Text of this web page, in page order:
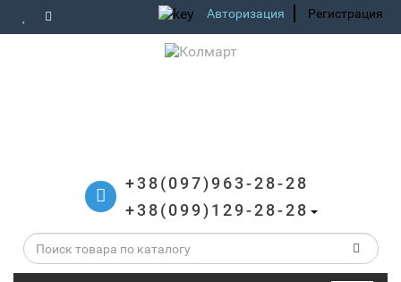
Авторизация Регистрация
+38(097)963-28-28
+38(099)129-28-28